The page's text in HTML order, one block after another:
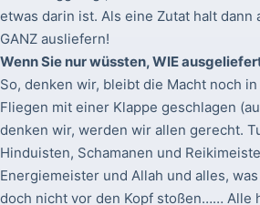
etwas darin ist. Als eine Zutat halt
GANZ ausliefern!
Wenn Sie nur wüssten, WIE
So, denken wir, bleibt die Macht noch
Fliegen mit einer Klappe geschlagen
denken wir, werden wir allen gerecht.
Hinduisten, Schamanen und
Energiemeister und Allah und alles,
doch nicht vor den Kopf stoßen…… Alle